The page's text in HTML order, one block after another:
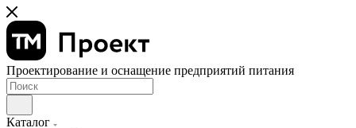
Проектирование и оснащение предприятий питания
Каталог